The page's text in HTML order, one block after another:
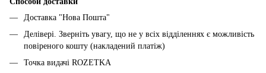
Доставка "Нова Пошта"
Делівері. Зверніть увагу, що не у всіх відділеннях є можливість
повіреного кошту (накладений платіж)
Точка видачі ROZETKA